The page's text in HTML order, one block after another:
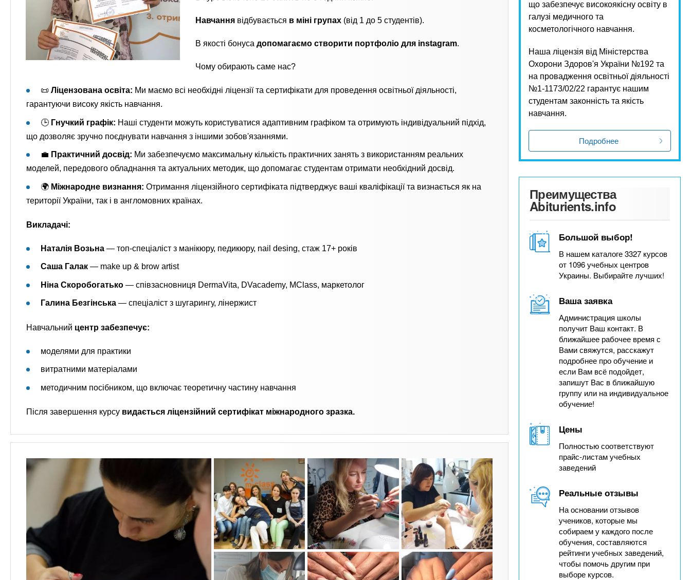
Навчання відбувається в міні групах (від 1 до 5 студентів).
В якості бонуса допомагаємо створити портфоліо для instagram.
Чому обирають саме нас?
📜 Ліцензована освіта: Ми маємо всі необхідні ліцензії та сертифікати для проведення освітньої діяльності,
гарантуючи високу якість навчання.
🕒 Гнучкий графік: Наші студенти можуть користуватися адаптивним графіком та отримують індивідуальний підхід,
що дозволяє зручно поєднувати навчання з іншими зобов'язаннями.
💼 Практичний досвід: Ми забезпечуємо максимальну кількість практичних занять з використанням реальних
моделей, передового обладнання та актуальних методик, що допомагає студентам отримати необхідний досвід.
🌍 Міжнародне визнання: Отримання ліцензійного сертифіката підтверджує ваші кваліфікації та визнається як на
території України, так і в англомовних країнах.
Викладачі:
Наталія Возьна — топ-спеціаліст з манікюру, педикюру, nail desing, стаж 17+ років
Саша Галак — make up & brow artist
Ніна Скоробогатько — співзасновниця DermaVita, DVacademy, MClass, маркетолог
Галина Безгінська — спеціаліст з шугарингу, лінержист
Навчальний центр забезпечує:
моделями для практики
витратними матеріалами
методичним посібником, що включає теоретичну частину навчання
Після завершення курсу видається ліцензійний сертифікат міжнародного зразка.
що забезпечує високоякісну освіту в
галузі медичного та
косметологічного навчання.
Наша ліцензія від Міністерства
Охорони Здоров'я України №192 та
на провадження освітньої діяльності
№1-1173/02/22 гарантує нашим
студентам законність та якість
навчання.
Подробнее
Преимущества
Abiturients.info
Большой выбор!
В нашем каталоге 3327 курсов
от 1096 учебных центров
Украины. Выбирайте лучших!
Ваша заявка
Администрация школы
получит Ваш контакт. В
ближайшее рабочее время с
Вами свяжутся, расскажут
подробнее про обучение и
если Вам всё подойдет,
запишут Вас в ближайшую
группу или на индивидуальное
обучение!
Цены
Полностью соответствуют
прайс-листам учебных
заведений
Реальные отзывы
На основании отзывов
учеников, которые мы
собираем у каждого после
обучения, составляются
рейтинги учебных заведений,
чтобы помочь другим при
выборе курсов.